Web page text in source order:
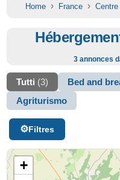
Home › France › Centre
3 annonces
Tutti (3) Bed and
Agriturismo
Filtres
+